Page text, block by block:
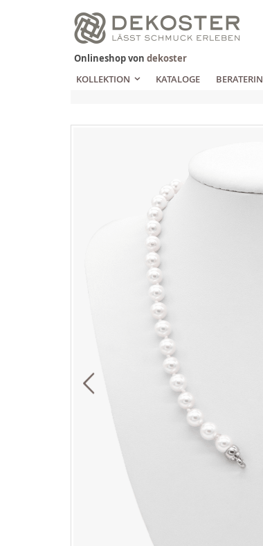
Zum
Inhalt
springen
Onlineshop von dekoster
KOLLEKTION
KATALOGE BERATERIN